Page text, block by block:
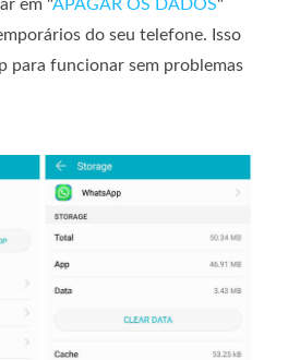
em "APAGAR OS DADOS"
do seu telefone. Isso
para funcionar sem problemas